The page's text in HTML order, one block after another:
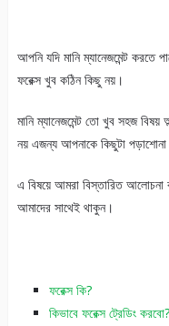
আপনি যদি মানি ম্যানেজমেন্ট করতে
ফরেক্স খুব কঠিন কিছু নয়।
মানি ম্যানেজমেন্ট তো খুব সহজ বিষয়
নয় এজন্য আপনাকে কিছুটা
এ বিষয়ে আমরা বিস্তারিত
আমাদের সাথেই থাকুন।
ফরেক্স কি?
কিভাবে ফরেক্স ট্রেডিং করবো?